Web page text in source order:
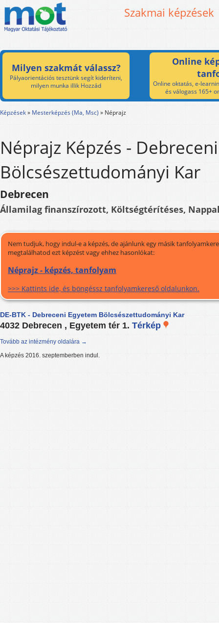
Szakmai képzések
Milyen szakmát válassz?
Pályaorientációs tesztünk segít kideríteni,
milyen munka illik Hozzád
Online
Online oktatás, e-
és válogass 165+
Képzések» Mesterképzés (Ma, Msc) » Néprajz
Néprajz Képzés -
Bölcsészettudományi Kar
Debrecen
Államilag finanszírozott, Költségtérítéses,
Nem tudjuk, hogy indul-e a képzés, de ajánlunk egy másik
megtalálhatod ezt képzést vagy ehhez hasonlókat:
Néprajz - képzés, tanfolyam
>>> Kattints ide, és böngéssz tanfolyamkereső oldalunkon.
DE-BTK - Debreceni Egyetem Bölcsészettudományi Kar
4032 Debrecen , Egyetem tér 1. Térkép
Tovább az intézmény oldalára →
A képzés 2016. szeptemberben indul.